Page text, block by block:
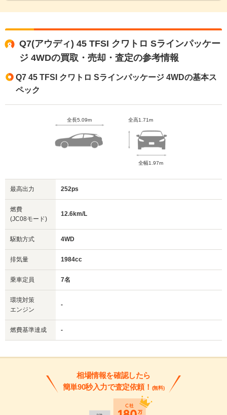
Q7(アウディ) 45 TFSI クワトロ Sラインパッケー
ジ 4WDの買取・売却・査定の参考情報
Q7 45 TFSI クワトロ Sラインパッケージ 4WDの基本ス
ペック
全長5.09m 全高1.71m
全幅1.97m
最高出力 252ps
燃費
(JC08モード)
12.6km/L
駆動方式 4WD
排気量 1984cc
乗車定員 7名
環境対策
エンジン
-
燃費基準達成 -
相場情報を確認したら
簡単90秒入力で査定依頼！ (無料)